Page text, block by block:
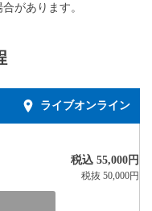
があります。
ライブオンライン
税込 55,000円
税抜 50,000円